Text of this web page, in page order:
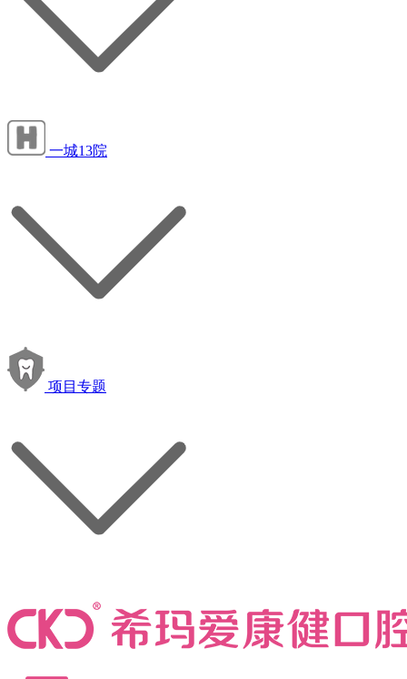
一城13院
项目专题